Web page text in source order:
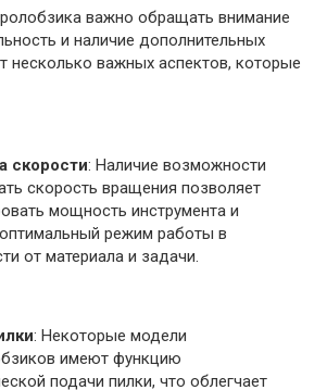
важно обращать внимание
и наличие дополнительных
несколько важных аспектов, которые
скорости: Наличие возможности
скорость вращения позволяет
мощность инструмента и
режим работы в
от материала и задачи.
: Некоторые модели
имеют функцию
подачи пилки, что облегчает